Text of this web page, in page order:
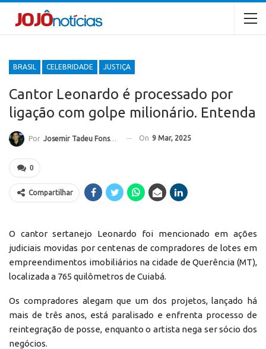
BRASIL CELEBRIDADE JUSTIÇA
Cantor Leonardo é processado por
ligação com golpe milionário. Entenda
Por Josemir Tadeu Fonseca On 9 Mar, 2025
0
Compartilhar
O cantor sertanejo Leonardo foi mencionado em ações
judiciais movidas por centenas de compradores de lotes em
empreendimentos imobiliários na cidade de Querência (MT),
localizada a 765 quilômetros de Cuiabá.
Os compradores alegam que um dos projetos, lançado há
mais de três anos, está paralisado e enfrenta processo de
reintegração de posse, enquanto o artista nega ser sócio dos
negócios.